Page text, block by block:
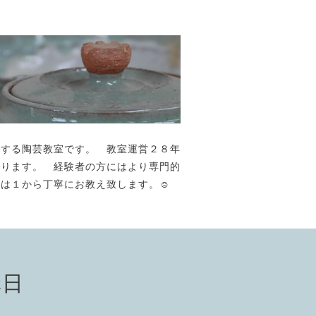
る陶芸教室です。 教室運営２８年
ます。 経験者の方にはより専門的
は１から丁寧にお教え致します。☺️